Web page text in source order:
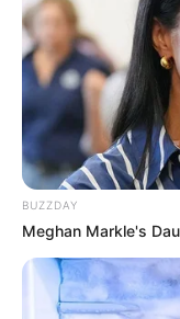
BUZZDAY
Meghan Markle's